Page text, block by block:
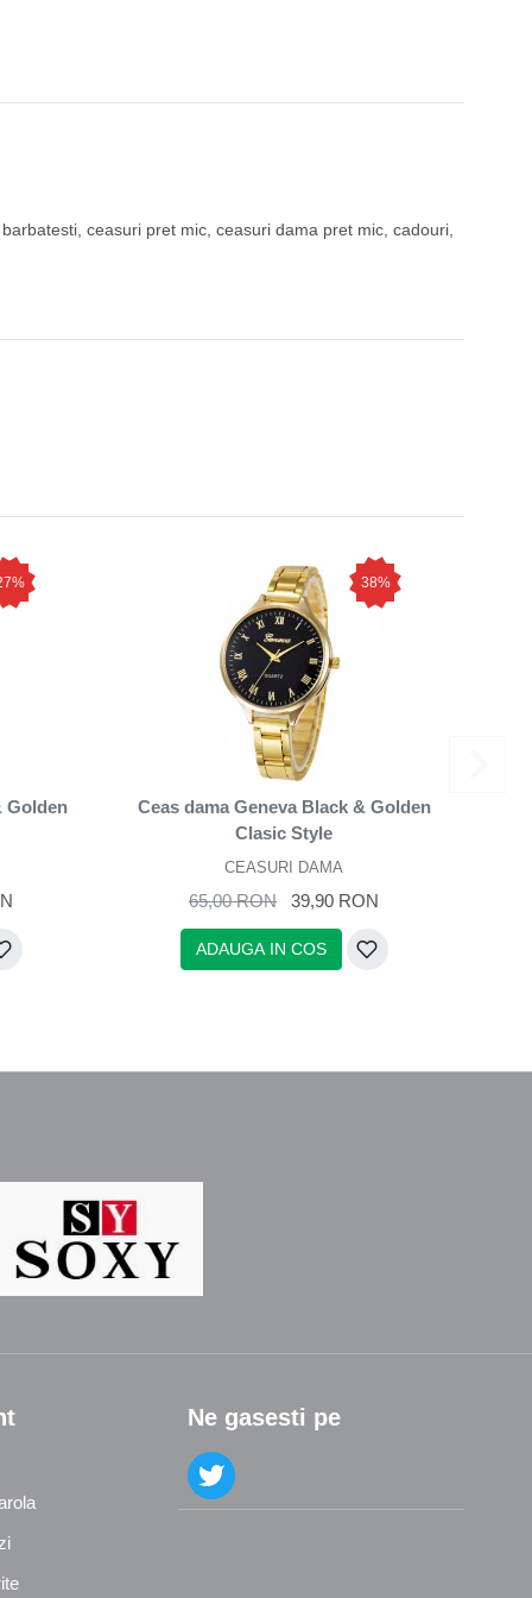
,ceasuri pret mic ,ceasuri dama pret mic ,cadouri
Golden
38%
Ceas dama Geneva Black & Golden
Clasic Style
CEASURI DAMA
65,00 RON 39,90 RON
ADAUGA IN COS
Ne gasesti pe